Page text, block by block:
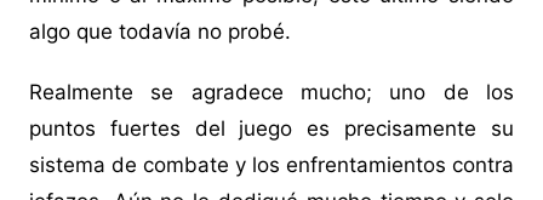
algo que todavía no probé.
Realmente se agradece mucho; uno de los
puntos fuertes del juego es precisamente su
sistema de combate y los enfrentamientos contra